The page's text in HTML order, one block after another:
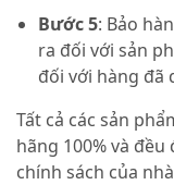
Bước 5: Bảo
ra đối với sản
đối với hàng đã
Tất cả các sản
hãng 100% và
chính sách của